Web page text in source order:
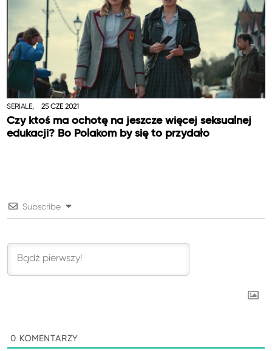
SERIALE, 25 CZE 2021
Czy ktoś ma ochotę na jeszcze więcej seksualnej
edukacji? Bo Polakom by się to przydało
Subscribe
0 KOMENTARZY